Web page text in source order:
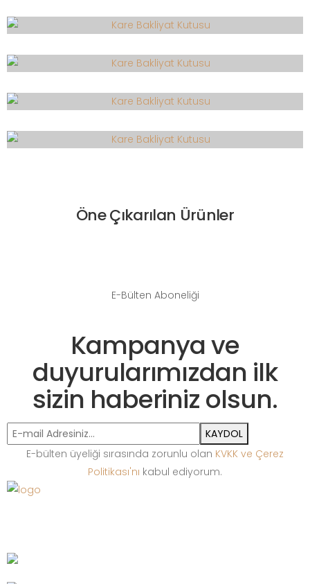
Öne Çıkarılan Ürünler
E-Bülten Aboneliği
Kampanya ve
duyurularımızdan ilk
sizin haberiniz olsun.
KAYDOL
E-bülten üyeliği sırasında zorunlu olan KVKK ve Çerez
Politikası'nı kabul ediyorum.